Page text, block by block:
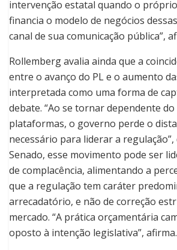
intervenção estatal quando o
financia o modelo de negócios
canal de sua comunicação pública”,
Rollemberg avalia ainda que a
entre o avanço do PL e o aumento
interpretada como uma forma de
debate. “Ao se tornar dependente do
plataformas, o governo perde o
necessário para liderar a regulação”,
Senado, esse movimento pode ser
de complacência, alimentando a
que a regulação tem caráter
arrecadatório, e não de correção
mercado. “A prática orçamentária
oposto à intenção legislativa”, afirma.